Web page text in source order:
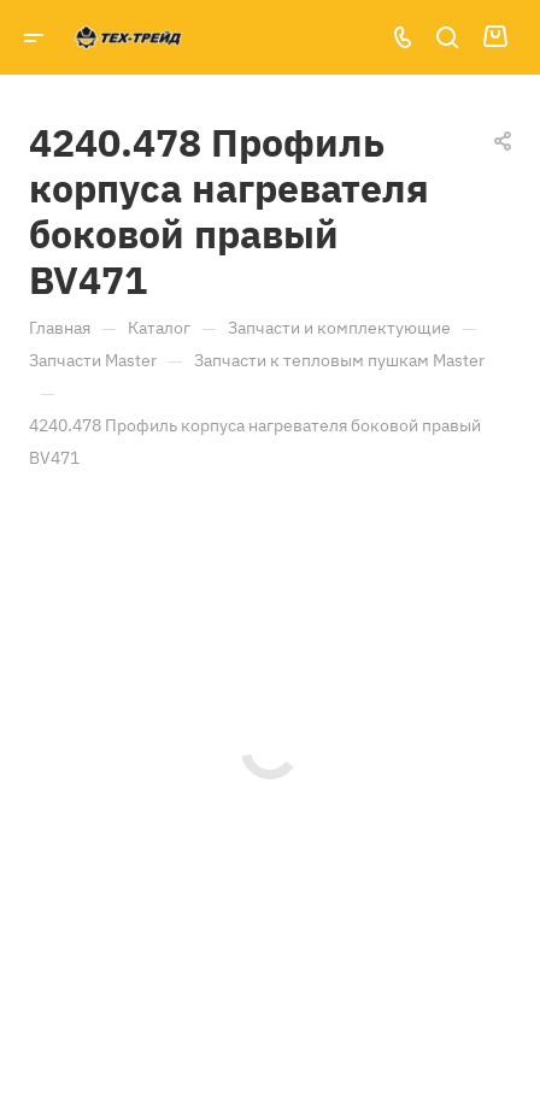
4240.478 Профиль
корпуса нагревателя
боковой правый
BV471
Главная — Каталог — Запчасти и комплектующие —
Запчасти Master — Запчасти к тепловым пушкам Master
—
4240.478 Профиль корпуса нагревателя боковой правый
BV471